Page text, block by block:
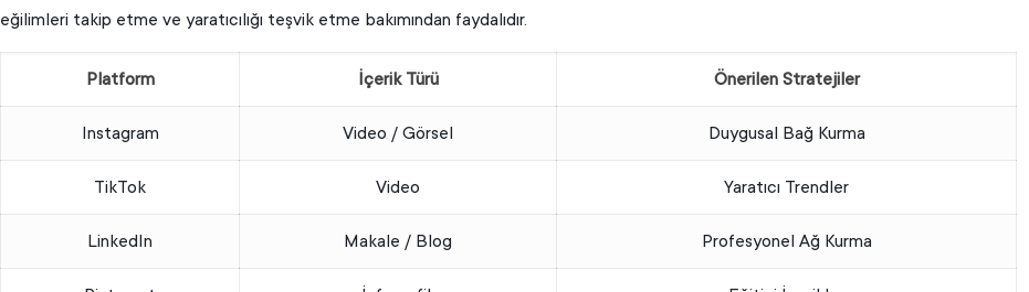
eğilimleri takip etme ve yaratıcılığı teşvik etme bakımından faydalıdır.
Platform İçerik Türü Önerilen Stratejiler
Instagram Video / Görsel Duygusal Bağ Kurma
TikTok Video Yaratıcı Trendler
LinkedIn Makale / Blog Profesyonel Ağ Kurma